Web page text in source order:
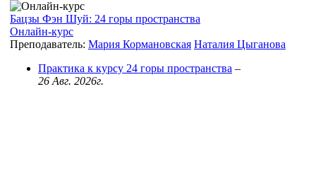
Бацзы Фэн Шуй: 24 горы пространства
Онлайн-курс
Преподаватель: Мария Кормановская Наталия Цыганова
Практика к курсу 24 горы пространства –
26 Авг. 2026г.